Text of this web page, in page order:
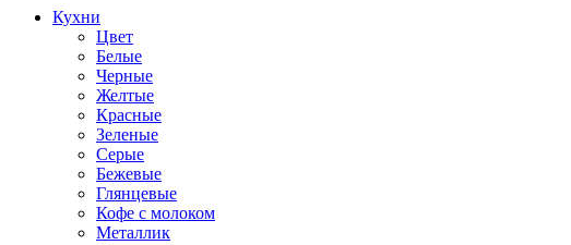
Кухни
Цвет
Белые
Черные
Желтые
Красные
Зеленые
Серые
Бежевые
Глянцевые
Кофе с молоком
Металлик